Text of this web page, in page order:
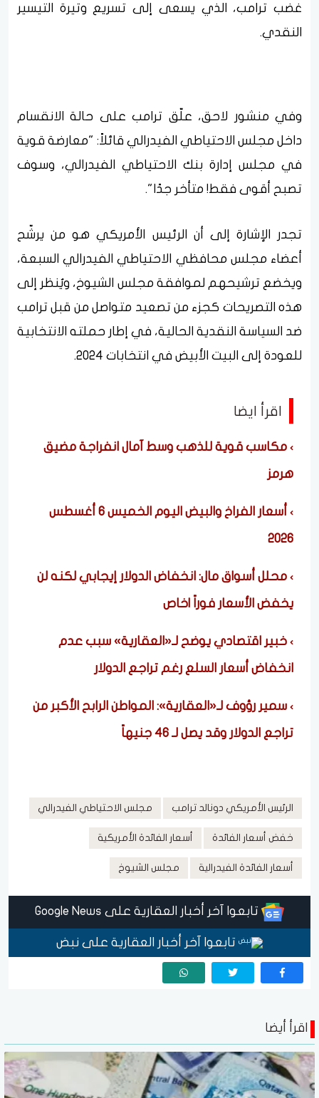
غضب ترامب، الذي يسعى إلى تسريع وتيرة التيسير
النقدي.
وفي منشور لاحق، علّق ترامب على حالة الانقسام
داخل مجلس الاحتياطي الفيدرالي قائلاً: "معارضة قوية
في مجلس إدارة بنك الاحتياطي الفيدرالي، وسوف
تصبح أقوى فقط! متأخر جدًا".
تجدر الإشارة إلى أن الرئيس الأمريكي هو من يرشّح
أعضاء مجلس محافظي الاحتياطي الفيدرالي السبعة،
ويخضع ترشيحهم لموافقة مجلس الشيوخ، ويُنظر إلى
هذه التصريحات كجزء من تصعيد متواصل من قبل ترامب
ضد السياسة النقدية الحالية، في إطار حملته الانتخابية
للعودة إلى البيت الأبيض في انتخابات 2024.
اقرأ ايضا
مكاسب قوية للذهب وسط آمال انفراجة مضيق
هرمز
أسعار الفراخ والبيض اليوم الخميس 6 أغسطس
2026
محلل أسواق مال: انخفاض الدولار إيجابي لكنه لن
يخفض الأسعار فوراً |خاص
خبير اقتصادي يوضح لـ«العقارية» سبب عدم
انخفاض أسعار السلع رغم تراجع الدولار
سمير رؤوف لـ«العقارية»: المواطن الرابح الأكبر من
تراجع الدولار وقد يصل لـ 46 جنيهاً
الرئيس الأمريكي دونالد ترامب مجلس الاحتياطي الفيدرالي
خفض أسعار الفائدة أسعار الفائدة الأمريكية
أسعار الفائدة الفيدرالية مجلس الشيوخ
تابعوا آخر أخبار العقارية على Google News
تابعوا آخر أخبار العقارية على نبض
اقرأ أيضا